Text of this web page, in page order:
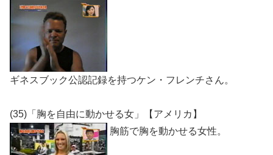
ギネスブック公認記録を持つケン・フレンチさん。
(35)「胸を自由に動かせる女」【アメリカ】
胸筋で胸を動かせる女性。